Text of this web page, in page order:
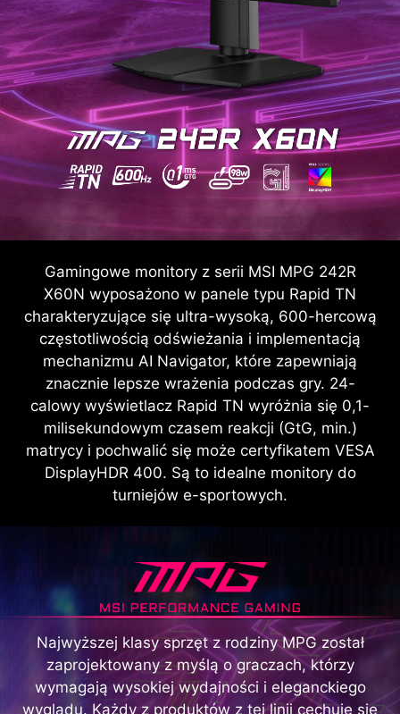
Gamingowe monitory z serii MSI MPG 242R
X60N wyposażono w panele typu Rapid TN
charakteryzujące się ultra-wysoką, 600-hercową
częstotliwością odświeżania i implementacją
mechanizmu AI Navigator, które zapewniają
znacznie lepsze wrażenia podczas gry. 24-
calowy wyświetlacz Rapid TN wyróżnia się 0,1-
milisekundowym czasem reakcji (GtG, min.)
matrycy i pochwalić się może certyfikatem VESA
DisplayHDR 400. Są to idealne monitory do
turniejów e-sportowych.
Najwyższej klasy sprzęt z rodziny MPG został
zaprojektowany z myślą o graczach, którzy
wymagają wysokiej wydajności i eleganckiego
wyglądu. Każdy z produktów z tej linii cechuje się